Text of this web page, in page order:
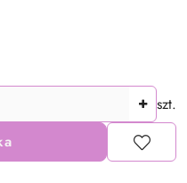
szt.